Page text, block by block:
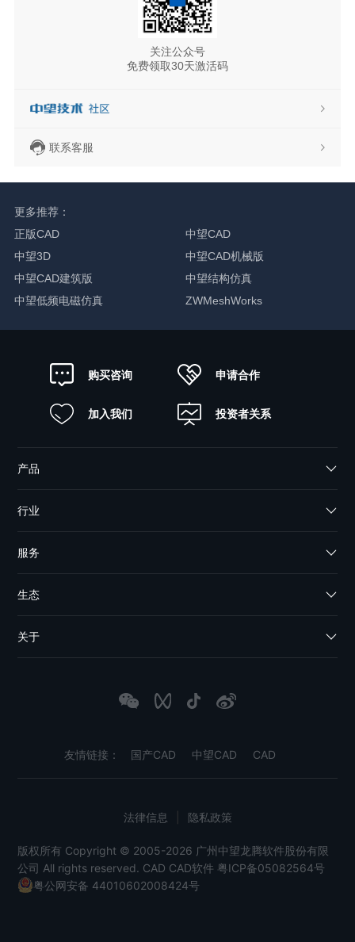
关注公众号
免费领取30天激活码
联系客服
更多推荐：
正版CAD
中望CAD
中望3D
中望CAD机械版
中望CAD建筑版
中望结构仿真
中望低频电磁仿真
ZWMeshWorks
购买咨询 申请合作
加入我们 投资者关系
产品
行业
服务
生态
关于
友情链接： 国产CAD 中望CAD CAD
版权所有 Copyright © 2005-2026 广州中望龙腾软件股份有限
公司 All rights reserved. CAD CAD软件 粤ICP备05082564号
粤公网安备 44010602008424号
法律信息 隐私政策